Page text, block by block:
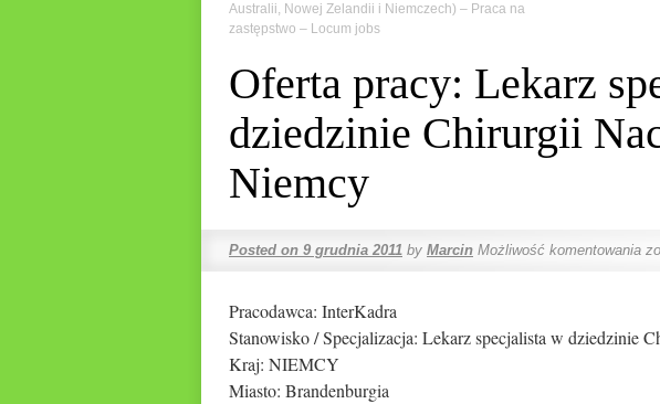
Australii, Nowej Zelandii i Niemczech) – Praca na
zastępstwo – Locum jobs
Oferta pracy: Lekarz
dziedzinie Chirurgii
Niemcy
Posted on 9 grudnia 2011 by Marcin Możliwość komentowania
Pracodawca: InterKadra
Stanowisko / Specjalizacja: Lekarz specjalista w dziedzinie
Kraj: NIEMCY
Miasto: Brandenburgia